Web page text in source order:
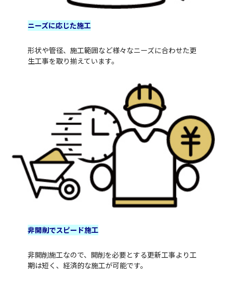
ニーズに応じた施工
形状や管径、施工範囲など様々なニーズに合わせた更
生工事を取り揃えています。
非開削でスピード施工
非開削施工なので、開削を必要とする更新工事より工
期は短く、経済的な施工が可能です。